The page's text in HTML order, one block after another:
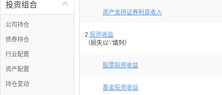

投资组合
公司持仓
债券持仓
行业配置
资产配置
持仓变动
资产支持证券利息收入
2.投资收益
（损失以'-'填列）
股票投资收益
基金投资收益